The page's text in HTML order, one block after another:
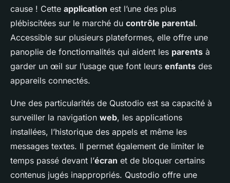
cause ! Cette application est l’une des plus
plébiscitées sur le marché du contrôle parental.
Accessible sur plusieurs plateformes, elle offre une
panoplie de fonctionnalités qui aident les parents à
garder un œil sur l’usage que font leurs enfants des
appareils connectés.
Une des particularités de Qustodio est sa capacité à
surveiller la navigation web, les applications
installées, l’historique des appels et même les
messages textes. Il permet également de limiter le
temps passé devant l’écran et de bloquer certains
contenus jugés inappropriés. Qustodio offre une